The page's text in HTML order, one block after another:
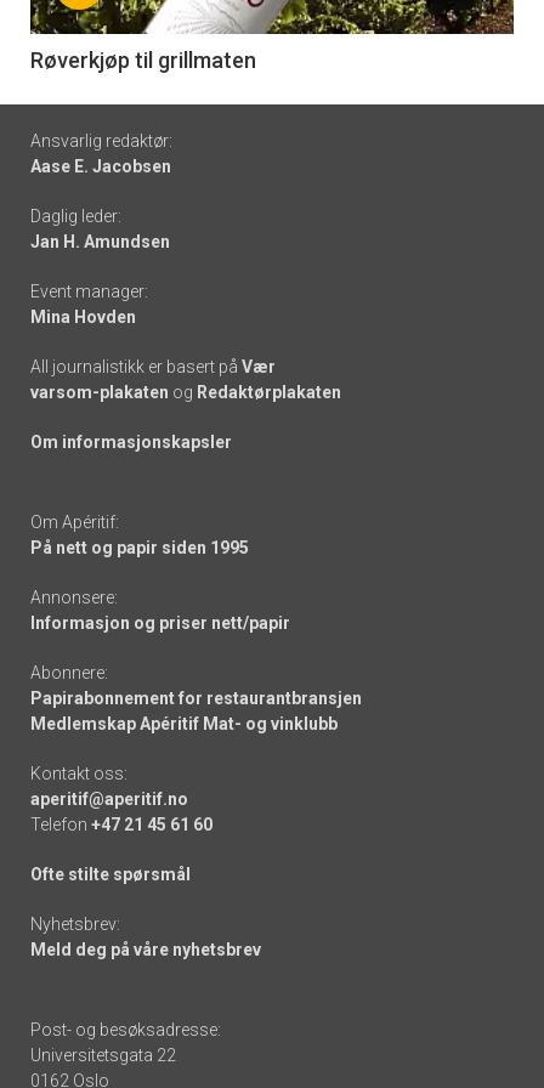
-
6
Røverkjøp til grillmaten
Footer
-
links
Ansvarlig redaktør:
Aase E. Jacobsen
Daglig leder:
Jan H. Amundsen
Event manager:
Mina Hovden
All journalistikk er basert på Vær
varsom-plakaten og Redaktørplakaten
Om informasjonskapsler
Om Apéritif:
På nett og papir siden 1995
Annonsere:
Informasjon og priser nett/papir
Abonnere:
Papirabonnement for restaurantbransjen
Medlemskap Apéritif Mat- og vinklubb
Kontakt oss:
aperitif@aperitif.no
Telefon +47 21 45 61 60
Ofte stilte spørsmål
Nyhetsbrev:
Meld deg på våre nyhetsbrev
Post- og besøksadresse:
Universitetsgata 22
0162 Oslo